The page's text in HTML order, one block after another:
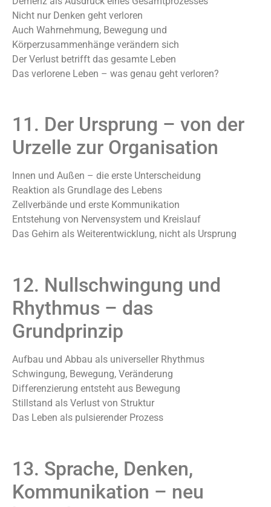
Nicht nur Denken geht verloren
Auch Wahrnehmung, Bewegung und
Körperzusammenhänge verändern sich
Der Verlust betrifft das gesamte Leben
Das verlorene Leben – was genau geht verloren?
11. Der Ursprung – von der
Urzelle zur Organisation
Innen und Außen – die erste Unterscheidung
Reaktion als Grundlage des Lebens
Zellverbände und erste Kommunikation
Entstehung von Nervensystem und Kreislauf
Das Gehirn als Weiterentwicklung, nicht als Ursprung
12. Nullschwingung und
Rhythmus – das
Grundprinzip
Aufbau und Abbau als universeller Rhythmus
Schwingung, Bewegung, Veränderung
Differenzierung entsteht aus Bewegung
Stillstand als Verlust von Struktur
Das Leben als pulsierender Prozess
13. Sprache, Denken,
Kommunikation – neu